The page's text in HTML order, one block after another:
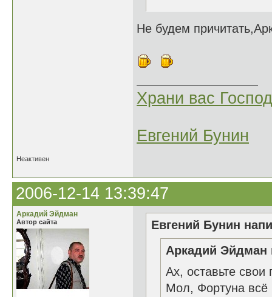
Не будем
Храни вас
Евгений Бунин
Неактивен
2006-12-14 13:39:47
Аркадий Эйдман
Автор сайта
Евгений Бунин
Аркадий Эйдман
Ах, оставьте свои
Мол, Фортуна